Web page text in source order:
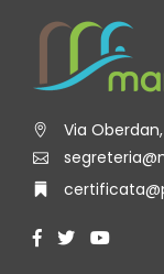
Via